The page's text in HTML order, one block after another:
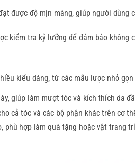
được độ mịn màng, giúp người dùng
kiểm tra kỹ lưỡng để đảm bảo
kiểu dáng, từ các mẫu lược nhỏ
giúp làm mượt tóc và kích thích da
cả tóc và các bộ phận khác trên cơ
phù hợp làm quà tặng hoặc vật trang